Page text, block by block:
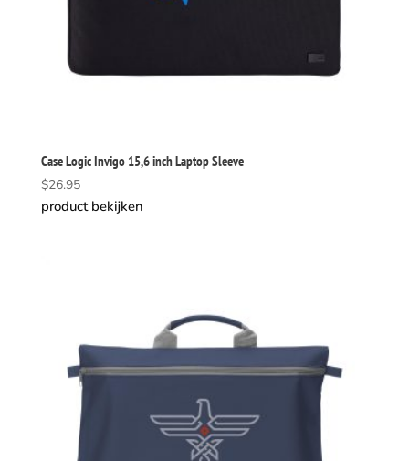
Case Logic Invigo 15,6 inch Laptop Sleeve
$26.95
product bekijken